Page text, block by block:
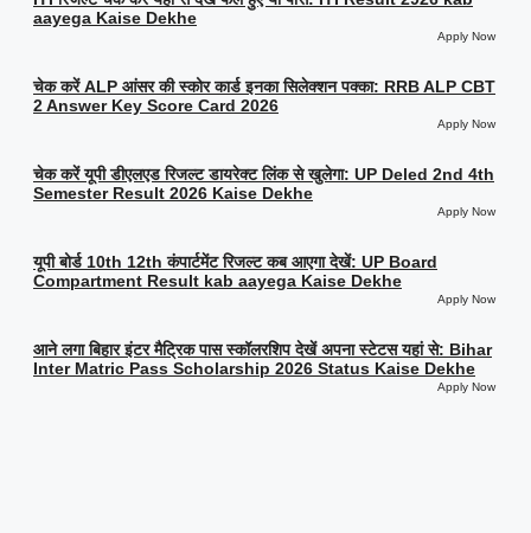
aayega Kaise Dekhe
Apply Now
चेक करें ALP आंसर की स्कोर कार्ड इनका सिलेक्शन पक्का: RRB ALP CBT
2 Answer Key Score Card 2026
Apply Now
चेक करें यूपी डीएलएड रिजल्ट डायरेक्ट लिंक से खुलेगा: UP Deled 2nd 4th
Semester Result 2026 Kaise Dekhe
Apply Now
यूपी बोर्ड 10th 12th कंपार्टमेंट रिजल्ट कब आएगा देखें: UP Board
Compartment Result kab aayega Kaise Dekhe
Apply Now
आने लगा बिहार इंटर मैट्रिक पास स्कॉलरशिप देखें अपना स्टेटस यहां से: Bihar
Inter Matric Pass Scholarship 2026 Status Kaise Dekhe
Apply Now